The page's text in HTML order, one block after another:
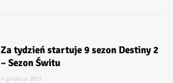
Za tydzień startuje 9 sezon Destiny 2
– Sezon Świtu
4 grudnia 2019